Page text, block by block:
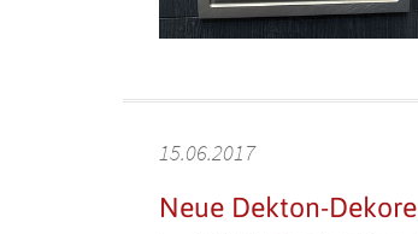
15.06.2017
Neue Dekton-Dekore